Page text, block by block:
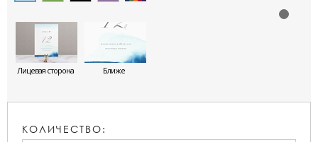
Лицевая сторона Ближе
КОЛИЧЕСТВО: